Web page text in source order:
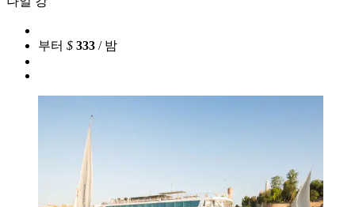
부터 $ 333 / 밤